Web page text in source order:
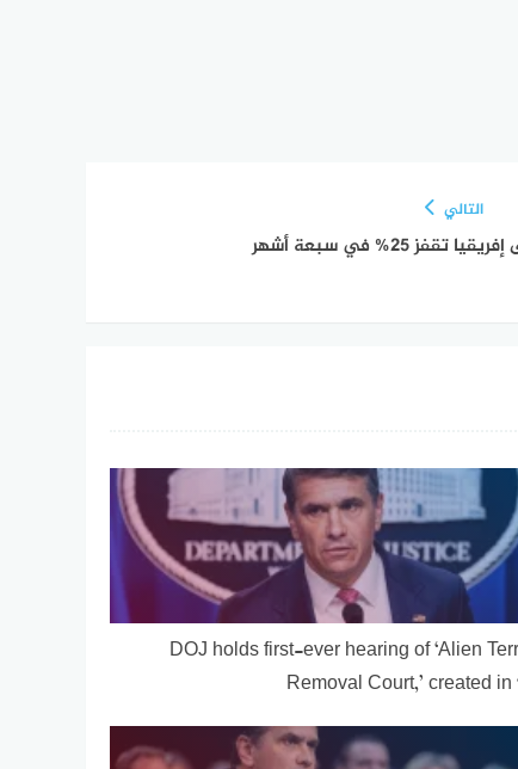
التالي
25% في سبعة أشهر
DOJ holds first-ever hearing of ‘Alien
Removal Court,’ created in